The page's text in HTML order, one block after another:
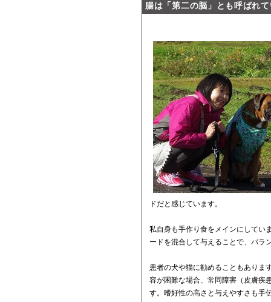
腸は「第二の脳」とも呼ばれ
ドだと感じています。
私自身も手作り食をメインにしてい
ードを混合して与えることで、バラ
患者の犬や猫に勧めることもありま
容が困難な場合、常同障害（皮膚疾
す。嗜好性の高さと与えやすさも手